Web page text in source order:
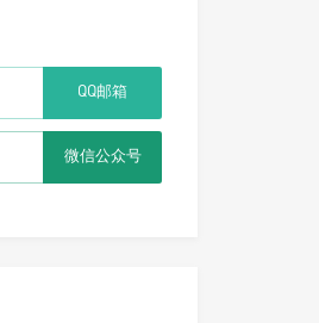
QQ邮箱
微信公众号